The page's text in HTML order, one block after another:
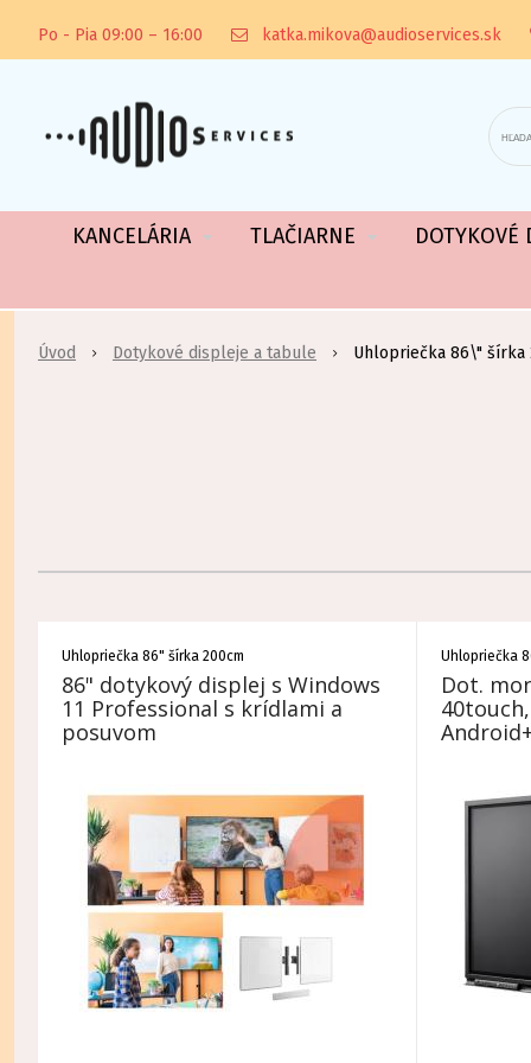
Po - Pia 09:00 – 16:00 katka.mikova@audioservices.sk
KANCELÁRIA TLAČIARNE DOTYKOVÉ
Úvod Dotykové displeje a tabule Uhlopriečka 86\" šírka
Uhlopriečka 86" šírka 200cm
86" dotykový displej s Windows
11 Professional s krídlami a
posuvom
Uhlopriečka
Dot.
40touch,